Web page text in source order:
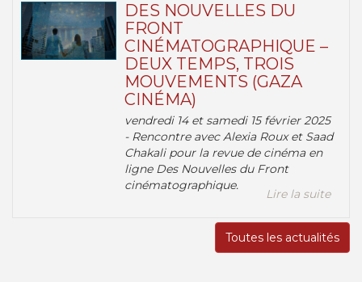
DES NOUVELLES DU
FRONT
CINÉMATOGRAPHIQUE –
DEUX TEMPS, TROIS
MOUVEMENTS (GAZA
CINÉMA)
vendredi 14 et samedi 15 février 2025
- Rencontre avec Alexia Roux et Saad
Chakali pour la revue de cinéma en
ligne Des Nouvelles du Front
cinématographique.
Lire la suite
Toutes les actualités